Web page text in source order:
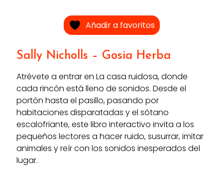
Añadir a favoritos
Sally Nicholls – Gosia Herba
Atrévete a entrar en La casa ruidosa, donde
cada rincón está lleno de sonidos. Desde el
portón hasta el pasillo, pasando por
habitaciones disparatadas y el sótano
escalofriante, este libro interactivo invita a los
pequeños lectores a hacer ruido, susurrar, imitar
animales y reír con los sonidos inesperados del
lugar.